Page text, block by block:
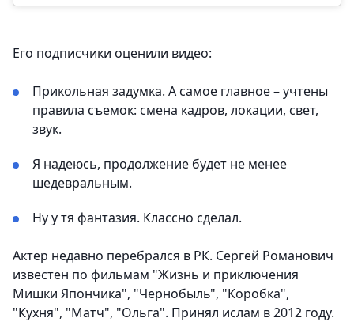
Его подписчики оценили видео:
Прикольная задумка. А самое главное – учтены
правила съемок: смена кадров, локации, свет,
звук.
Я надеюсь, продолжение будет не менее
шедевральным.
Ну у тя фантазия. Классно сделал.
Актер недавно перебрался в РК. Сергей Романович
известен по фильмам "Жизнь и приключения
Мишки Япончика", "Чернобыль", "Коробка",
"Кухня", "Матч", "Ольга". Принял ислам в 2012 году.